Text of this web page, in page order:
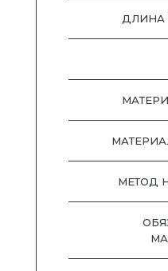
ДЛИНА
МЕТОД